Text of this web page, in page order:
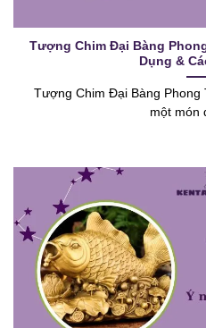
Tượng Chim Đại Bàng
Dụng &
Tượng Chim Đại Bàng Phong
một món